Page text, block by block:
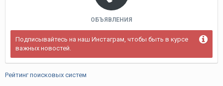
ОБЪЯВЛЕНИЯ
Подписывайтесь на наш Инстаграм, чтобы быть в курсе
важных новостей.
Рейтинг поисковых систем